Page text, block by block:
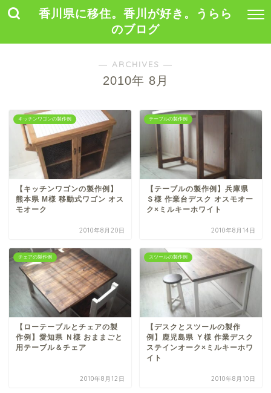
香川県に移住。香川が好き。うらら
のブログ
― ARCHIVES ―
2010年 8月
キッチンワゴンの製作例
【キッチンワゴンの製作例】
熊本県 M様 移動式ワゴン オス
モオーク
2010年8月20日
テーブルの製作例
【テーブルの製作例】兵庫県
Ｓ様 作業台デスク オスモオー
ク×ミルキーホワイト
2010年8月14日
チェアの製作例
【ローテーブルとチェアの製
作例】愛知県 Ｎ様 おままごと
用テーブル＆チェア
2010年8月12日
スツールの製作例
【デスクとスツールの製作
例】鹿児島県 Ｙ様 作業デスク
ステインオーク×ミルキーホワ
イト
2010年8月10日